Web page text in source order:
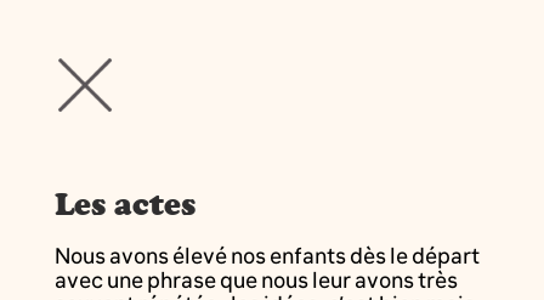
Les actes
Nous avons élevé nos enfants dès le départ
avec une phrase que nous leur avons très